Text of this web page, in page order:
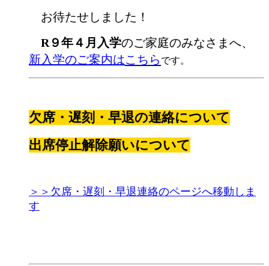
お待たせしました！
R９年４月入学のご家庭のみなさまへ、
新入学のご案内はこちら です。
欠席・遅刻・早退の連絡について
出席停止解除願いについて
＞＞欠席・遅刻・早退連絡のページへ移動しま
す